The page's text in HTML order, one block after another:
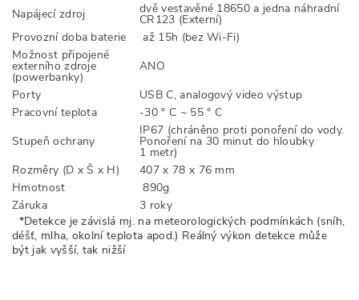
Napájecí zdroj
dvě vestavěné 18650 a jedna náhradní
CR123 (Externí)
Provozní doba baterie
až 15h (bez Wi-Fi)
Možnost připojené
externího zdroje
(powerbanky)
ANO
Porty
USB C, analogový video výstup
Pracovní teplota
-30 ° C ~ 55 ° C
Stupeň ochrany
IP67 (chráněno proti ponoření do vody.
Ponoření na 30 minut do hloubky
1 metr)
Rozměry (D x Š x H)
407 x 78 x 76 mm
Hmotnost
890g
Záruka
3 roky
*Detekce je závislá mj. na meteorologických podmínkách (sníh,
déšť, mlha, okolní teplota apod.) Reálný výkon detekce může
být jak vyšší, tak nižší